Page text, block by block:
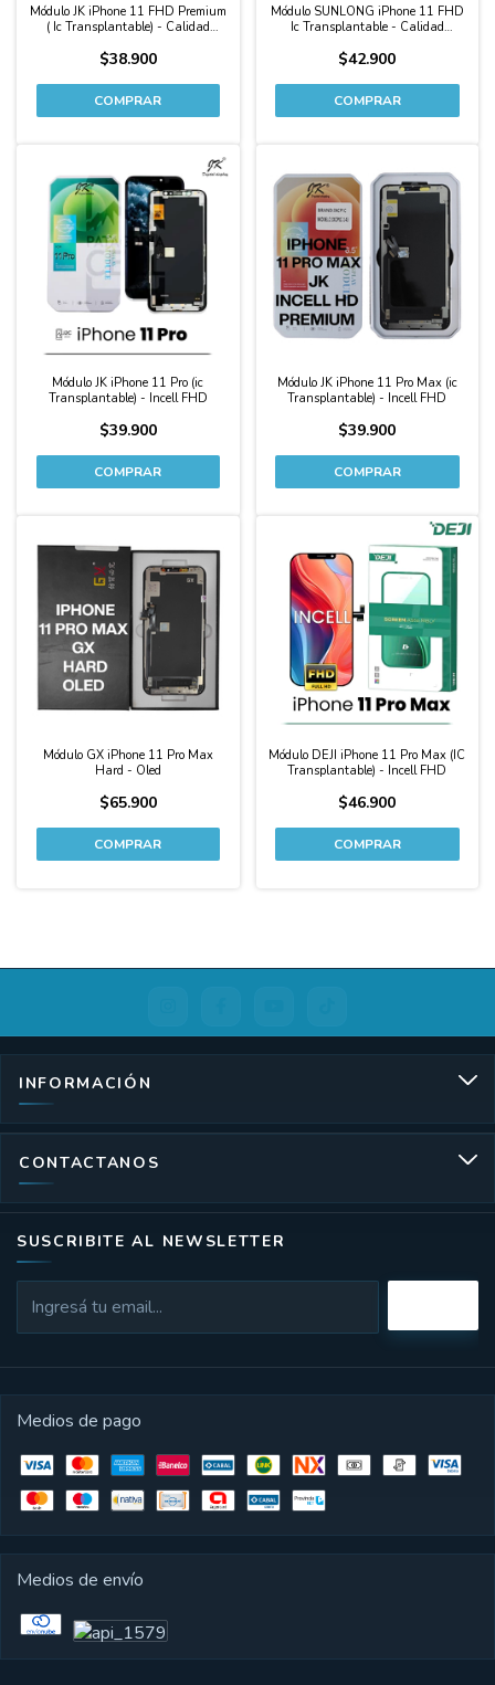
Módulo JK iPhone 11 FHD Premium
( Ic Transplantable) - Calidad
$38.900
Módulo SUNLONG iPhone 11 FHD
Ic Transplantable - Calidad
$42.900
Módulo JK iPhone 11 Pro (ic
Transplantable) - Incell FHD
$39.900
Módulo JK iPhone 11 Pro Max (ic
Transplantable) - Incell FHD
$39.900
Módulo GX iPhone 11 Pro Max
Hard - Oled
$65.900
Módulo DEJI iPhone 11 Pro Max (IC
Transplantable) - Incell FHD
$46.900
INFORMACIÓN
CONTACTANOS
SUSCRIBITE AL NEWSLETTER
Medios de pago
Medios de envío